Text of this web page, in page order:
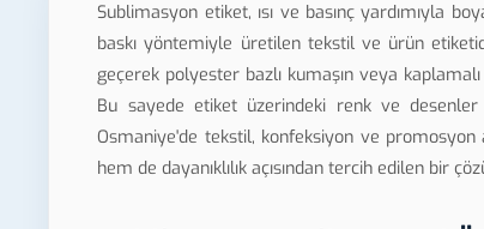
Sublimasyon etiket, ısı ve basınç yardımıyla
baskı yöntemiyle üretilen tekstil ve ürün
geçerek polyester bazlı kumaşın veya
Bu sayede etiket üzerindeki renk ve
Osmaniye'de tekstil, konfeksiyon ve
hem de dayanıklılık açısından tercih edilen bir